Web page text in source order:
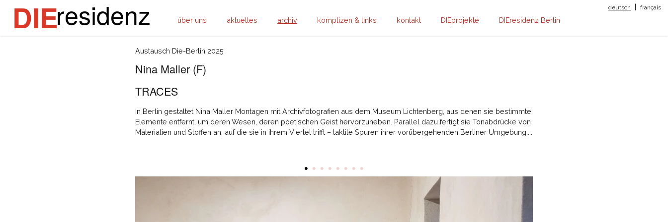
DIEresidenz über uns aktuelles archiv komplizen & links kontakt DIEprojekte DIEresidenz Berlin
deutsch | français
Austausch Die-Berlin 2025
Nina Maller (F)
TRACES
In Berlin gestaltet Nina Maller Montagen mit Archivfotografien aus dem Museum Lichtenberg, aus denen sie bestimmte
Elemente entfernt, um deren Wesen, deren poetischen Geist hervorzuheben. Parallel dazu fertigt sie Tonabdrücke von
Materialien und Stoffen an, auf die sie in ihrem Viertel trifft – taktile Spuren ihrer vorübergehenden Berliner Umgebung....
• • • • • • • •